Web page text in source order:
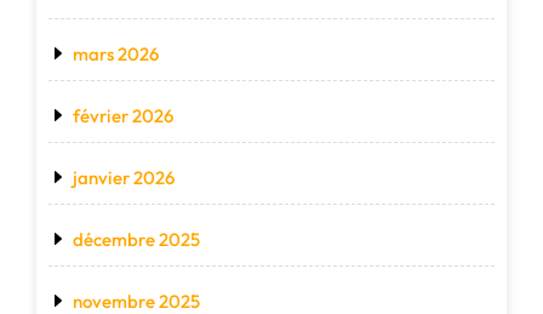
mars 2026
février 2026
janvier 2026
décembre 2025
novembre 2025